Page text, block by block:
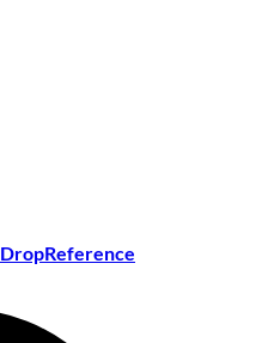
DropReference